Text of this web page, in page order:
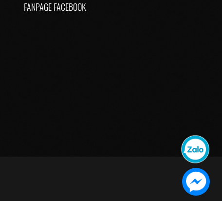
FANPAGE FACEBOOK